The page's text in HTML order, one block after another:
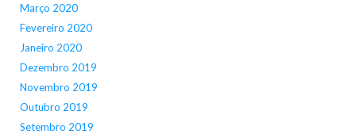
Março 2020
Fevereiro 2020
Janeiro 2020
Dezembro 2019
Novembro 2019
Outubro 2019
Setembro 2019